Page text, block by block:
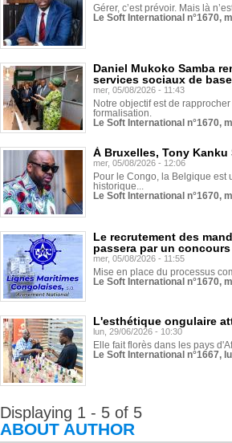
Gérer, c’est prévoir. Mais là
Le Soft International n°1670,
Daniel Mukoko Samba
services sociaux de base
mer, 05/08/2026 - 11:43
Notre objectif est de
formalisation.
Le Soft International n°1670,
À Bruxelles, Tony
mer, 05/08/2026 - 12:06
Pour le Congo, la Belgique
historique...
Le Soft International n°1670,
Le recrutement des
passera par un concours
mer, 05/08/2026 - 11:55
Mise en place du processus
Le Soft International n°1670,
L'esthétique ongulaire
lun, 29/06/2026 - 10:30
Elle fait florès dans les pays
Le Soft International n°1667,
Displaying 1 - 5 of 5
ABOUT AUTHOR